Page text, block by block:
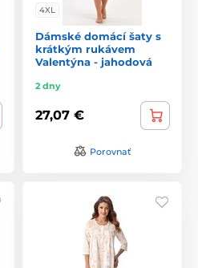
4XL
Dámské domácí šaty s
krátkým rukávem
Valentýna - jahodová
2 dny
27,07 €
Porovnať